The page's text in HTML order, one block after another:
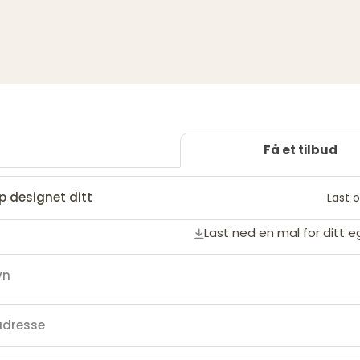
Få et tilbud
designet ditt Last
Last ned en mal for ditt